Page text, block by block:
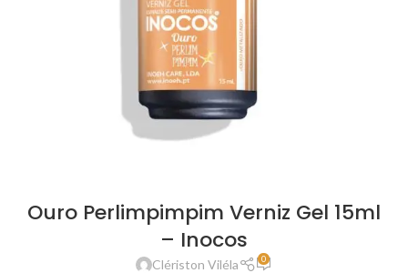
Ouro Perlimpimpim Verniz Gel 15ml
– Inocos
Clériston Viléla 0